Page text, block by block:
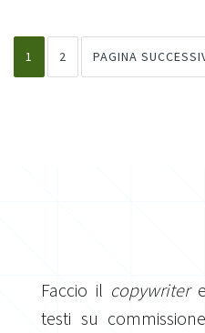
1 2 PAGINA
Faccio il copywriter
testi su